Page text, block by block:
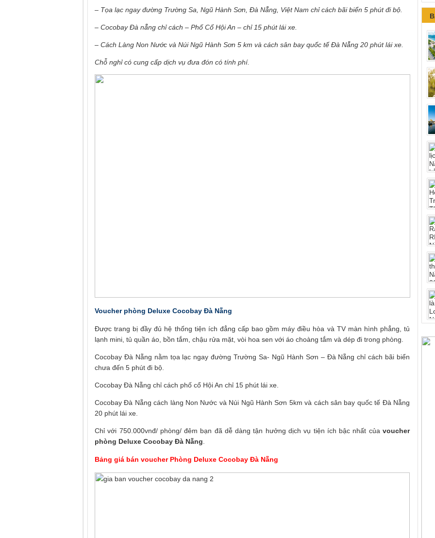
– Tọa lạc ngay đường Trường Sa, Ngũ Hành Sơn, Đà Nẵng, Việt Nam chỉ cách bãi biển 5 phút đi bộ.
– Cocobay Đà nẵng chỉ cách – Phố Cổ Hội An – chỉ 15 phút lái xe.
– Cách Làng Non Nước và Núi Ngũ Hành Sơn 5 km và cách sân bay quốc tế Đà Nẵng 20 phút lái xe.
Chỗ nghỉ có cung cấp dịch vụ đưa đón có tính phí.
Voucher phòng Deluxe Cocobay Đà Nẵng
Được trang bị đầy đủ hệ thống tiện ích đẳng cấp bao gồm máy điều hòa và TV màn hình phẳng, tủ
lạnh mini, tủ quần áo, bồn tắm, chậu rửa mặt, vòi hoa sen với áo choàng tắm và dép đi trong phòng.
Cocobay Đà Nẵng nằm tọa lạc ngay đường Trường Sa- Ngũ Hành Sơn – Đà Nẵng chỉ cách bãi biển
chưa đến 5 phút đi bộ.
Cocobay Đà Nẵng chỉ cách phố cổ Hội An chỉ 15 phút lái xe.
Cocobay Đà Nẵng cách làng Non Nước và Núi Ngũ Hành Sơn 5km và cách sân bay quốc tế Đà Nẵng
20 phút lái xe.
Chỉ với 750.000vnđ/ phòng/ đêm bạn đã dễ dàng tận hưởng dịch vụ tiện ích bậc nhất của voucher
phòng Deluxe Cocobay Đà Nẵng
Bảng giá bán voucher Phòng Deluxe Cocobay Đà Nẵng